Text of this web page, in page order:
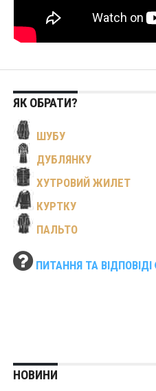
ЯК ОБРАТИ?
ШУБУ
ДУБЛЯНКУ
ХУТРОВИЙ ЖИЛЕТ
КУРТКУ
ПАЛЬТО
ПИТАННЯ ТА ВІДПОВІДІ
НОВИНИ